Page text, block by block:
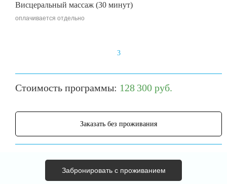
Висцеральный массаж (30 минут)
оплачивается отдельно
3
Стоимость программы: 128 300 руб.
Заказать без проживания
Забронировать с проживанием